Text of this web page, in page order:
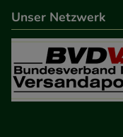
Besuchers oder
Verhaltensweisen
anzupassen.
auch auf Ihre
anzuzeigen und
Unser Netzwerk